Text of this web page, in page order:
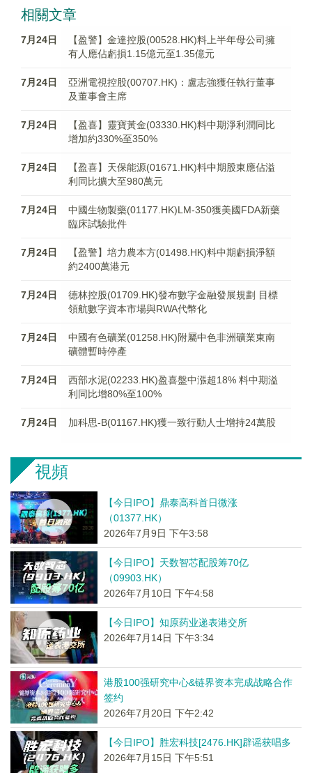
相關文章
7月24日
【盈警】金達控股(00528.HK)料上半年母公司擁
有人應佔虧損1.15億元至1.35億元
7月24日
亞洲電視控股(00707.HK)：盧志強獲任執行董事
及董事會主席
7月24日
【盈喜】靈寶黃金(03330.HK)料中期淨利潤同比
增加約330%至350%
7月24日
【盈喜】天保能源(01671.HK)料中期股東應佔溢
利同比擴大至980萬元
7月24日
中國生物製藥(01177.HK)LM-350獲美國FDA新藥
臨床試驗批件
7月24日
【盈警】培力農本方(01498.HK)料中期虧損淨額
約2400萬港元
7月24日
德林控股(01709.HK)發布數字金融發展規劃 目標
領航數字資本市場與RWA代幣化
7月24日
中國有色礦業(01258.HK)附屬中色非洲礦業東南
礦體暫時停產
7月24日
西部水泥(02233.HK)盈喜盤中漲超18% 料中期溢
利同比增80%至100%
7月24日 加科思-B(01167.HK)獲一致行動人士增持24萬股
視頻
【今日IPO】鼎泰高科首日微涨
（01377.HK）
2026年7月9日 下午3:58
【今日IPO】天数智芯配股筹70亿
（09903.HK）
2026年7月10日 下午4:58
【今日IPO】知原药业递表港交所
2026年7月14日 下午3:34
港股100强研究中心&链界资本完成战略合作
签约
2026年7月20日 下午2:42
【今日IPO】胜宏科技[2476.HK]辟谣获唱多
2026年7月15日 下午5:51